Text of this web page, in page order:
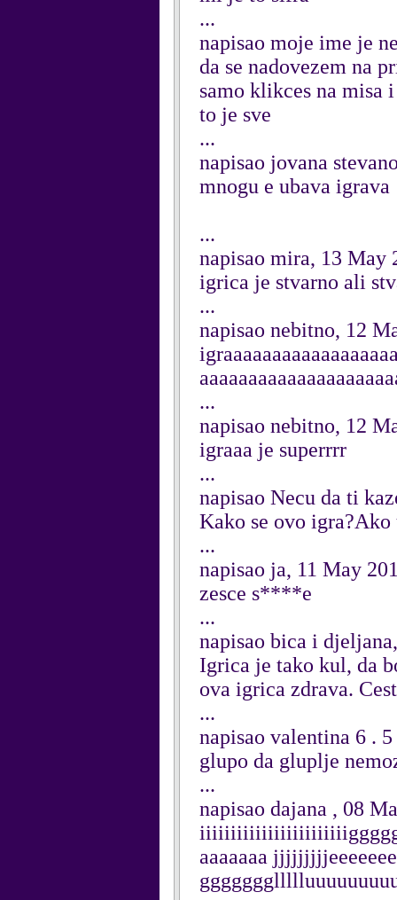
...
napisao moje ime je
da se nadovezem na
samo klikces na misa
to je sve
...
napisao jovana
mnogu e ubava igrava
...
napisao mira, 13 May
igrica je stvarno ali
...
napisao nebitno, 12
...
napisao nebitno, 12
igraaa je superrrr
...
napisao Necu da ti
Kako se ovo
...
napisao ja, 11 May
zesce s****e
...
napisao bica i
Igrica je tako kul, da
ova igrica zdrava.
...
napisao valentina 6 .
glupo da gluplje
...
napisao dajana , 08
aaaaaaa jjjjjjjjjeeeeeee